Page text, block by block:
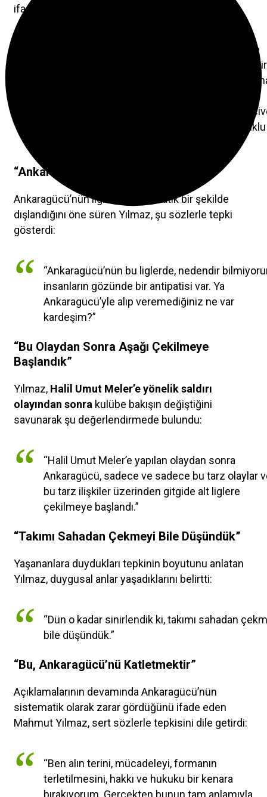
ifadeleri kullandı:
“Bizim çubuklu formamız var, bu bizim efsane
formamız. Camia bilir, taraftar bilir, kamuoyu
Bizim çubuklu sarı-lacivert bir formamız var
Karşıdaki takım siyah, bizim formamız sarı-
Sadece kolunda beyaz bir şerit var diye çubuklu
“Ankaragücü’ne Karşı Bir Antipati Var”
Ankaragücü’nün liglerde sistematik bir şekilde
dışlandığını öne süren Yılmaz, şu sözlerle tepki
gösterdi:
“Ankaragücü’nün bu liglerde, nedendir
insanların gözünde bir antipatisi var. Ya
Ankaragücü’yle alıp veremediğiniz ne var
kardeşim?”
“Bu Olaydan Sonra Aşağı Çekilmeye
Başlandık”
Yılmaz, Halil Umut Meler’e yönelik saldırı
olayından sonra kulübe bakışın değiştiğini
savunarak şu değerlendirmede bulundu:
“Halil Umut Meler’e yapılan olaydan sonra
Ankaragücü, sadece ve sadece bu tarz olaylar
bu tarz ilişkiler üzerinden gitgide alt liglere
çekilmeye başlandı.”
“Takımı Sahadan Çekmeyi Bile Düşündük”
Yaşananlara duydukları tepkinin boyutunu anlatan
Yılmaz, duygusal anlar yaşadıklarını belirtti:
“Dün o kadar sinirlendik ki, takımı sahadan
bile düşündük.”
“Bu, Ankaragücü’nü Katletmektir”
Açıklamalarının devamında Ankaragücü’nün
sistematik olarak zarar gördüğünü ifade eden
Mahmut Yılmaz, sert sözlerle tepkisini dile getirdi:
“Ben alın terini, mücadeleyi, formanın
terletilmesini, hakkı ve hukuku bir kenara
bırakıyorum. Gerçekten bunun tam anlamıyla